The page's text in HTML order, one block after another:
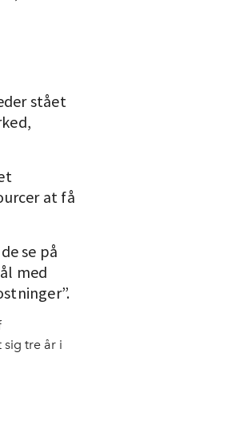
stået
at få
se på
med
tre år i